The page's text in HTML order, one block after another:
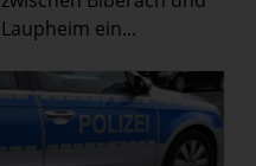
Laupheim ein...